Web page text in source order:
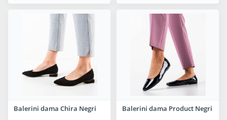
Balerini dama Chira Negri Balerini dama Product Negri